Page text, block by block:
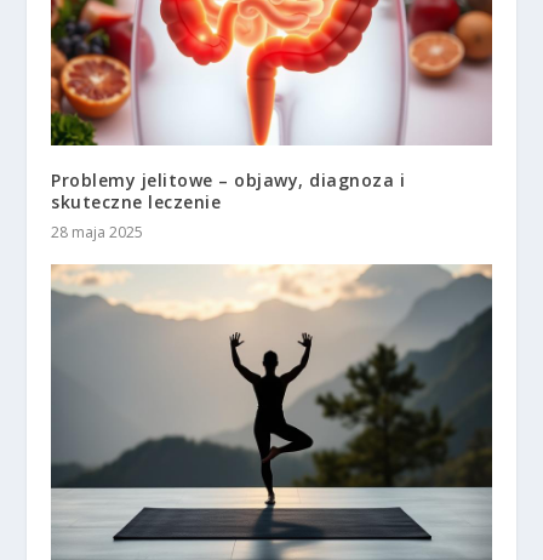
Problemy jelitowe – objawy, diagnoza i
skuteczne leczenie
28 maja 2025